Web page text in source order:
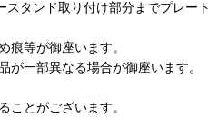
タンド取り付け部分までプレ
等が御座います。
一部異なる場合が御座います。
とがございます。